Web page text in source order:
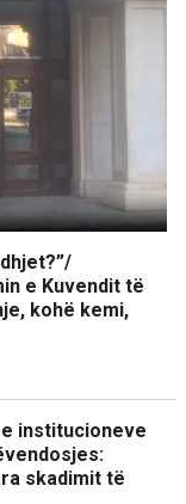
e Kuvendit të
kohë kemi,
institucioneve
skadimit të